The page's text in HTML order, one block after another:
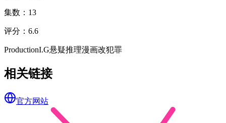
集数 ： 13
评分 ： 6.6
ProductionI.G悬疑推理漫画改犯罪
相关链接
官方网站